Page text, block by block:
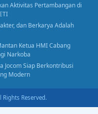
Aktivitas Pertambangan di
dan Berkarya Adalah
Ketua HMI Cabang
Narkoba
Jocom Siap Berkontribusi
Modern
Reserved.